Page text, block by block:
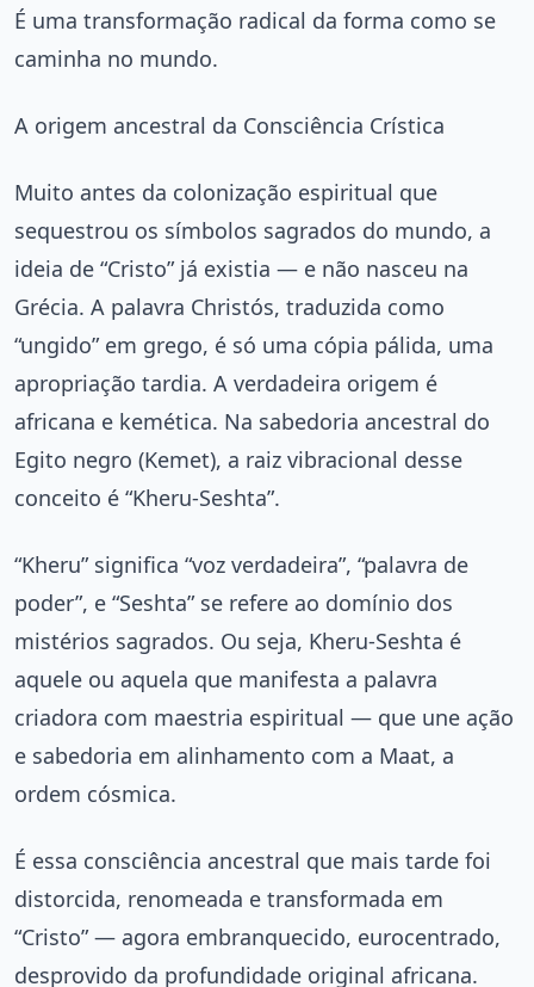
É uma transformação radical da forma como se
caminha no mundo.
A origem ancestral da Consciência Crística
Muito antes da colonização espiritual que
sequestrou os símbolos sagrados do mundo, a
ideia de “Cristo” já existia — e não nasceu na
Grécia. A palavra Christós, traduzida como
“ungido” em grego, é só uma cópia pálida, uma
apropriação tardia. A verdadeira origem é
africana e kemética. Na sabedoria ancestral do
Egito negro (Kemet), a raiz vibracional desse
conceito é “Kheru-Seshta”.
“Kheru” significa “voz verdadeira”, “palavra de
poder”, e “Seshta” se refere ao domínio dos
mistérios sagrados. Ou seja, Kheru-Seshta é
aquele ou aquela que manifesta a palavra
criadora com maestria espiritual — que une ação
e sabedoria em alinhamento com a Maat, a
ordem cósmica.
É essa consciência ancestral que mais tarde foi
distorcida, renomeada e transformada em
“Cristo” — agora embranquecido, eurocentrado,
desprovido da profundidade original africana.